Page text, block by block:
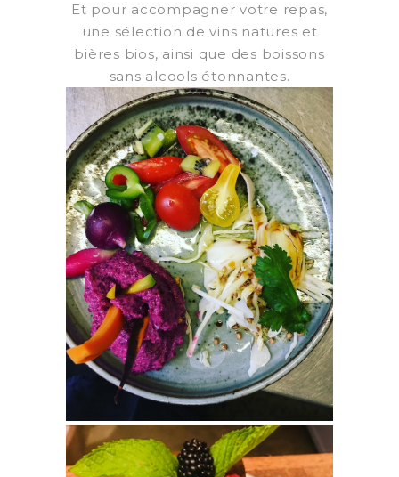
Et pour accompagner votre repas,
une sélection de vins natures et
bières bios, ainsi que des boissons
sans alcools étonnantes.